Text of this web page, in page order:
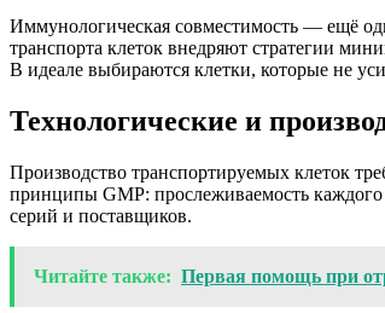
Иммунологическая совместимость — ещё
транспорта клеток внедряют стратегии
В идеале выбираются клетки, которые не
Технологические и
Производство транспортируемых клеток
принципы GMP: прослеживаемость каждого
серий и поставщиков.
Читайте также: Первая помощь при